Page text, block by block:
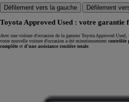
Défilement vers la gauche Défilement
Toyota Approved Used : votre garantie
Avec une voiture d'occasion de la gamme Toyota Approved
votre nouvelle voiture d'occasion a été minutieusement contrôlée
complète et d'une assistance routière totale